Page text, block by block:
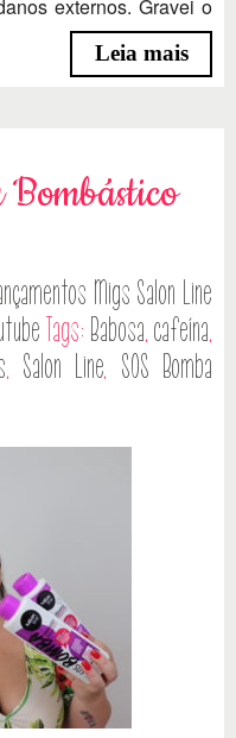
externos. Gravei o
Leia mais
Migs Salon Line
Tags: Babosa, cafeína,
, Salon Line, SOS Bomba